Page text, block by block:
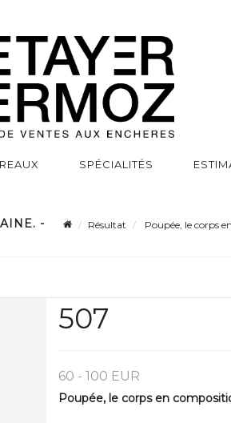
SPÉCIALITÉS
- Résultat Poupée, le corps
507
60 - 100 EUR
Poupée, le corps en